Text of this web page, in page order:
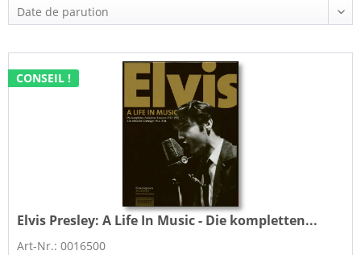
CONSEIL !
Elvis Presley:A Life In Music - Die kompletten...
Art-Nr.: 0016500